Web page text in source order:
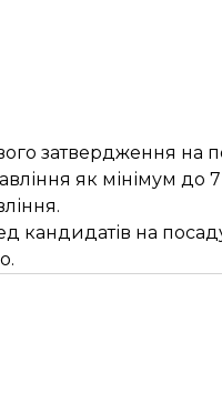
затвердження
як мінімум до
кандидатів на